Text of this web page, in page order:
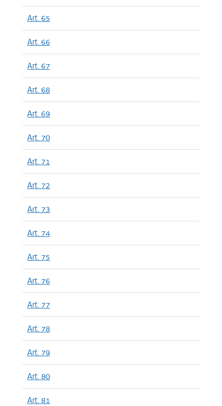
Art. 65
Art. 66
Art. 67
Art. 68
Art. 69
Art. 70
Art. 71
Art. 72
Art. 73
Art. 74
Art. 75
Art. 76
Art. 77
Art. 78
Art. 79
Art. 80
Art. 81